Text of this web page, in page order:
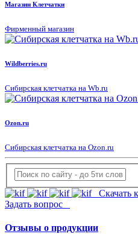
Магазин Клетчатки
Фирменный магазин
Wildberries.ru
Сибирская клетчатка на Wb.ru
Ozon.ru
Сибирская клетчатка на Ozon.ru
Скачать
Задать вопрос
Отзывы о продукции